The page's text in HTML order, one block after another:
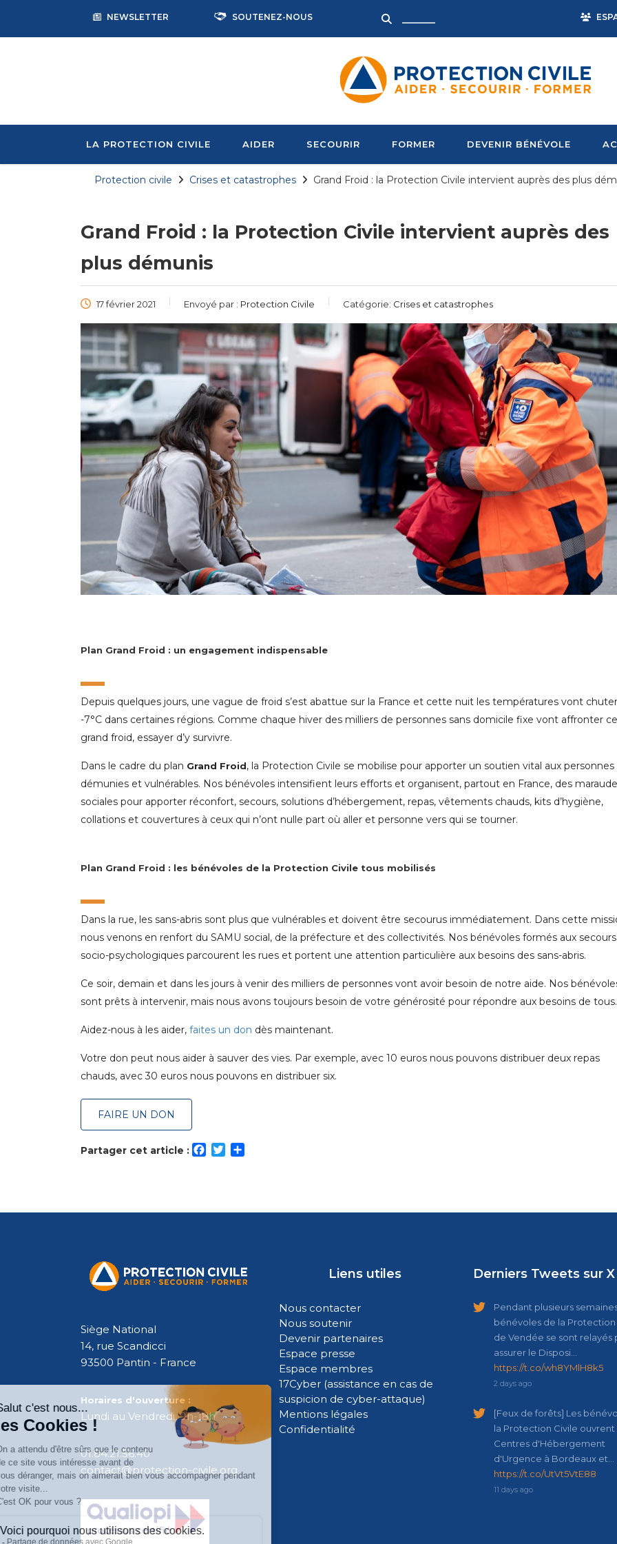
NEWSLETTER SOUTENEZ-NOUS
LA PROTECTION CIVILE AIDER SECOURIR FORMER DEVENIR BÉNÉVOLE
Protection civile Crises et catastrophes Grand Froid : la Protection Civile intervient auprès des plus
Grand Froid : la Protection Civile intervient auprès des
plus démunis
17 février 2021 Envoyé par : Protection Civile Catégorie: Crises et catastrophes
Plan Grand Froid : un engagement indispensable
Depuis quelques jours, une vague de froid s’est abattue sur la France et cette nuit les températures vont
-7°C dans certaines régions. Comme chaque hiver des milliers de personnes sans domicile fixe vont affronter ce
grand froid, essayer d’y survivre.
Dans le cadre du plan Grand Froid, la Protection Civile se mobilise pour apporter un soutien vital aux personnes
démunies et vulnérables. Nos bénévoles intensifient leurs efforts et organisent, partout en France, des
sociales pour apporter réconfort, secours, solutions d’hébergement, repas, vêtements chauds, kits d’hygiène,
collations et couvertures à ceux qui n’ont nulle part où aller et personne vers qui se tourner.
Plan Grand Froid : les bénévoles de la Protection Civile tous mobilisés
Dans la rue, les sans-abris sont plus que vulnérables et doivent être secourus immédiatement. Dans cette
nous venons en renfort du SAMU social, de la préfecture et des collectivités. Nos bénévoles formés aux secours
socio-psychologiques parcourent les rues et portent une attention particulière aux besoins des sans-abris.
Ce soir, demain et dans les jours à venir des milliers de personnes vont avoir besoin de notre aide. Nos
sont prêts à intervenir, mais nous avons toujours besoin de votre générosité pour répondre aux besoins de tous.
Aidez-nous à les aider, faites un don dès maintenant.
Votre don peut nous aider à sauver des vies. Par exemple, avec 10 euros nous pouvons distribuer deux repas
chauds, avec 30 euros nous pouvons en distribuer six.
FAIRE UN DON
Partager cet article : Facebook
Twitter
Siège National
14, rue Scandicci
93500 Pantin - France
Horaires d'ouverture :
Lundi au Vendredi, 9h-18h
01.84.21.56.40
contact@protection-civile.org
Liens utiles
Nous contacter
Nous soutenir
Devenir partenaires
Espace presse
Espace membres
17Cyber (assistance en cas de
suspicion de cyber-attaque)
Mentions légales
Confidentialité
Derniers Tweets sur X
Pendant plusieurs
bénévoles de la Protection
de Vendée se sont relayés
assurer le Disposi…
https://t.co/wh8YMlH8k5
2 days ago
[Feux de forêts] Les
la Protection Civile ouvrent
Centres d'Hébergement
d'Urgence à Bordeaux et…
https://t.co/UtVt5VtE88
11 days ago